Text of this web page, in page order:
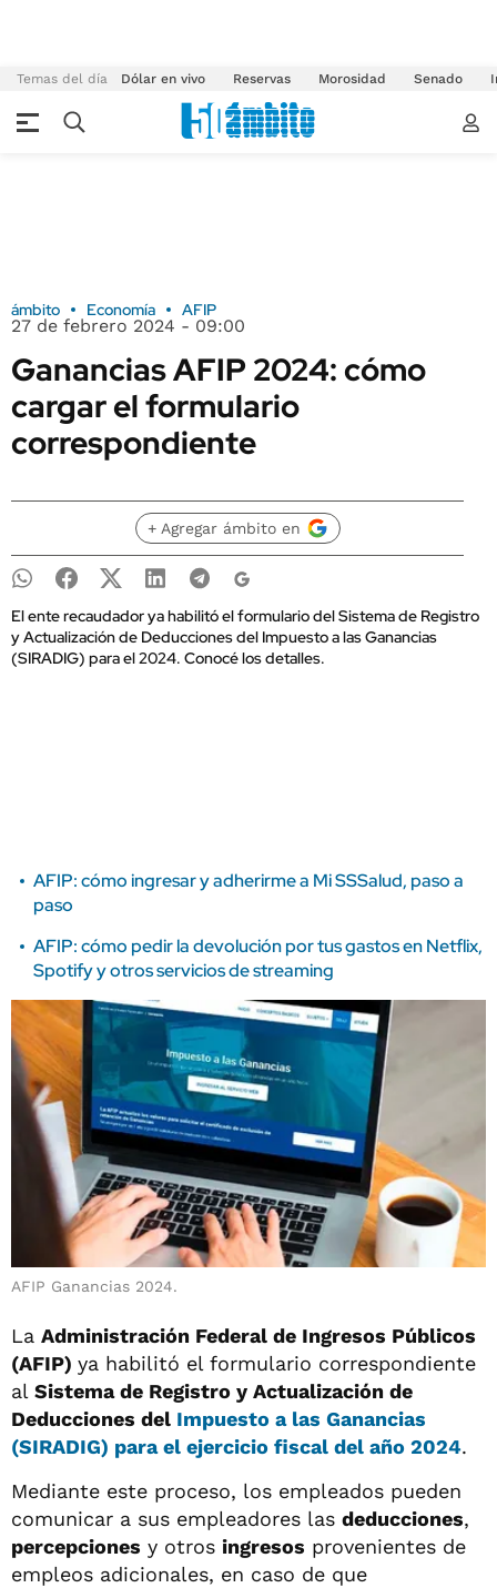
Temas del día Dólar en vivo Reservas Morosidad Senado
ámbito Economía AFIP
27 de febrero 2024 - 09:00
Ganancias AFIP 2024: cómo
cargar el formulario
correspondiente
+ Agregar ámbito en
El ente recaudador ya habilitó el formulario del Sistema de Registro
y Actualización de Deducciones del Impuesto a las Ganancias
(SIRADIG) para el 2024. Conocé los detalles.
AFIP: cómo ingresar y adherirme a Mi SSSalud, paso a
paso
AFIP: cómo pedir la devolución por tus gastos en Netflix,
Spotify y otros servicios de streaming
AFIP Ganancias 2024.
La Administración Federal de Ingresos Públicos
(AFIP) ya habilitó el formulario correspondiente
al Sistema de Registro y Actualización de
Deducciones del Impuesto a las Ganancias
(SIRADIG) para el ejercicio fiscal del año 2024.
Mediante este proceso, los empleados pueden
comunicar a sus empleadores las deducciones,
percepciones y otros ingresos provenientes de
empleos adicionales, en caso de que